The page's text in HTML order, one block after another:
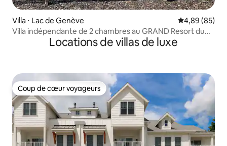
Villa ⋅ Lac de Genève Évaluation
4,89 (85)
Villa indépendante de 2 chambres au GRAND Resort du
Locations de villas de luxe
Coup de cœur voyageurs
Coup de cœur voyageurs